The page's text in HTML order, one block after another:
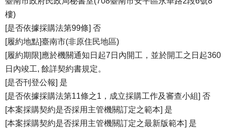
樓)
[是否依據採購法第99條] 否
[履約地點]臺南市(非原住民地區)
[履約期限]應於機關通知日起7日內開工，並於開工之日起360
日內竣工, 餘詳契約書規定。
[是否刊登公報] 是
[是否依據採購法第11條之1，成立採購工作及審查小組] 否
[本案採購契約是否採用主管機關訂定之範本] 是
[本案採購契約是否採用主管機關訂定之最新版範本] 是